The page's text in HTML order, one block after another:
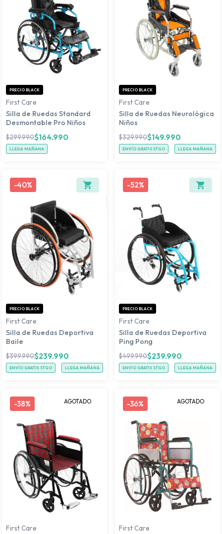
PRECIO BLACK
First Care
Silla de Ruedas Standard
Desmontable Pro Niños
$299.990$164.990
LLEGA MAÑANA
PRECIO BLACK
First Care
Silla de Ruedas Neurológica
Niños
$329.990$149.990
ENVÍO GRATIS STGO LLEGA MAÑANA
-40%
PRECIO BLACK
First Care
Silla de Ruedas Deportiva
Baile
$399.990$239.990
ENVÍO GRATIS STGO LLEGA MAÑANA
-52%
PRECIO BLACK
First Care
Silla de Ruedas Deportiva
Ping Pong
$499.990$239.990
ENVÍO GRATIS STGO LLEGA MAÑANA
-38% AGOTADO
First Care
-36% AGOTADO
First Care